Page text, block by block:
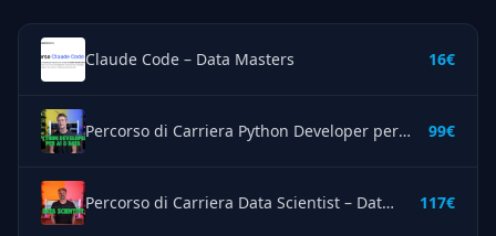
Claude Code – Data Masters 16€
Percorso di Carriera Python Developer per AI & Data – Data Masters 99€
Percorso di Carriera Data Scientist – Data Masters 117€